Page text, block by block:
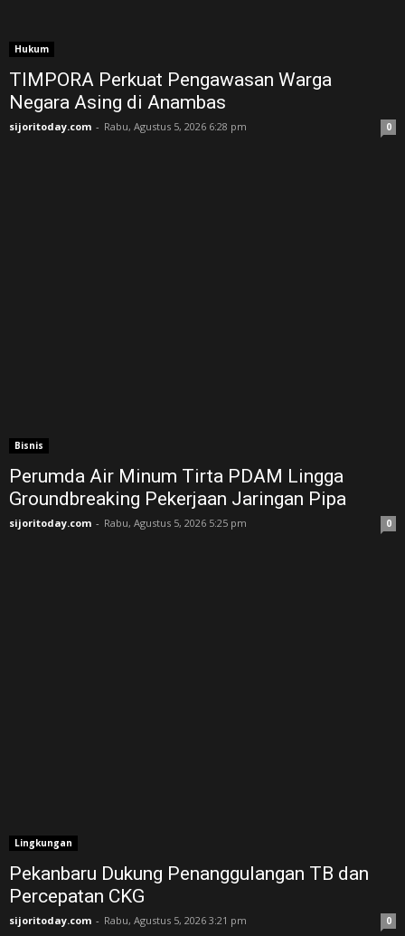
Hukum
TIMPORA Perkuat Pengawasan Warga
Negara Asing di Anambas ‎
sijoritoday.com - Rabu, Agustus 5, 2026 6:28 pm 0
Bisnis
Perumda Air Minum Tirta PDAM Lingga
Groundbreaking Pekerjaan Jaringan Pipa
sijoritoday.com - Rabu, Agustus 5, 2026 5:25 pm 0
Lingkungan
Pekanbaru Dukung Penanggulangan TB dan
Percepatan CKG
sijoritoday.com - Rabu, Agustus 5, 2026 3:21 pm 0